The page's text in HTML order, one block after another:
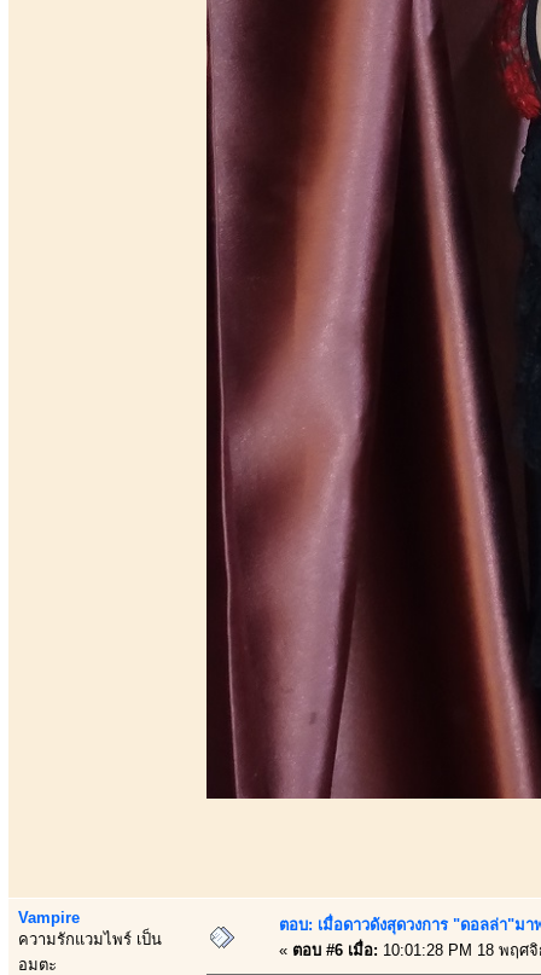
Vampire
ความรักแวมไพร์ เป็น
อมตะ
ตอบ: เมื่อดาวดังสุดวงการ "ดอลล่า"มา
« ตอบ #6 เมื่อ: 10:01:28 PM 18 พฤศ